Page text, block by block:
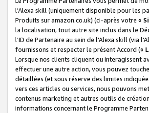
l'Alexa skill (uniquement disponible pour les
Produits sur amazon.co.uk) (ci-après votre «
la localisation, tout autre site inclus dans le
l'ID de Partenaire au sein de l'Alexa skill (via
fournissons et respecter le présent Accord («
Lorsque nos clients cliquent ou interagissent
effectuer une autre action, vous pouvez
détaillées (et sous réserve des limites
vers ces articles ou services, nous pouvons
contenus marketing et autres outils de
informations concernant le Programme